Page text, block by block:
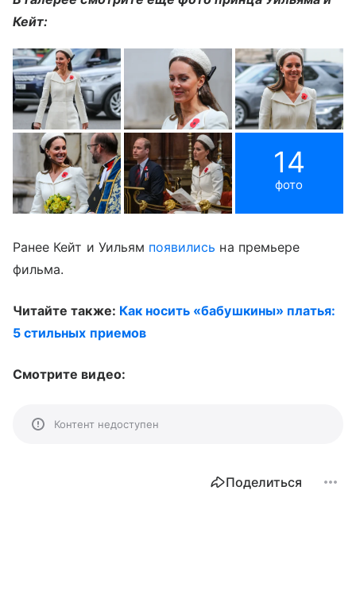
Кейт:
14
фото
Ранее Кейт и Уильям появились на премьере
фильма.
Читайте также: Как носить «бабушкины» платья:
5 стильных приемов
Смотрите видео:
Контент недоступен
Поделиться